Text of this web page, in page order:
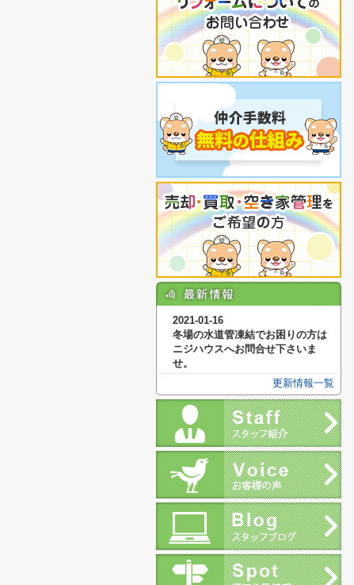
2021-01-16
冬場の水道管凍結でお困りの方は
ニジハウスへお問合せ下さいま
せ。
更新情報一覧